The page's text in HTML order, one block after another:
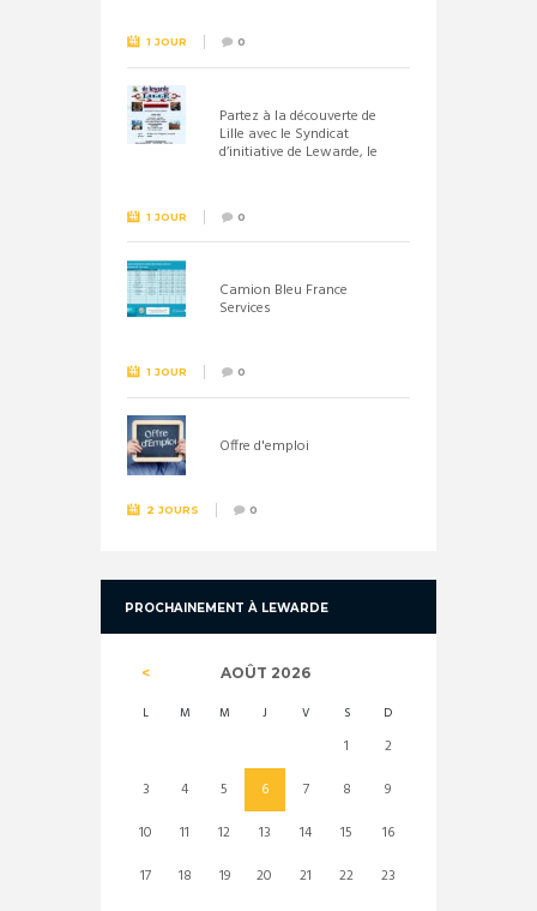
1 JOUR 0
Partez à la découverte de
Lille avec le Syndicat
d’initiative de Lewarde, le
1 JOUR 0
Camion Bleu France
Services
1 JOUR 0
Offre d'emploi
2 JOURS 0
PROCHAINEMENT À LEWARDE
AOÛT 2026
L M M J V S D
1
2
3
4 5 6 7 8
9
10
11 12 13 14 15
16
17
18 19 20 21 22
23